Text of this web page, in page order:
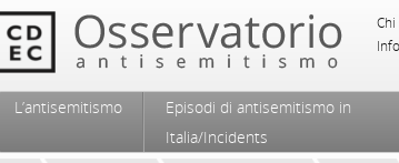
Menu principale
Vai al contenuto principale
Vai al contenuto secondario
L’antisemitismo
Episodi di antisemitismo in
Italia/Incidents